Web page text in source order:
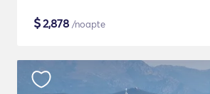
$2,878 /noapte